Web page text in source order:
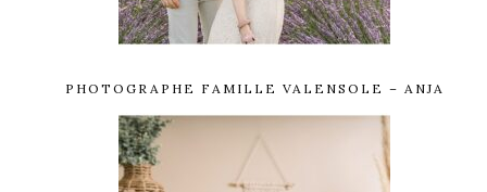
PHOTOGRAPHE FAMILLE VALENSOLE – ANJA